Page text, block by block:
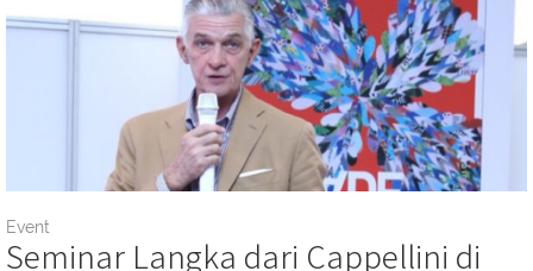
Event
Seminar Langka dari Cappellini di